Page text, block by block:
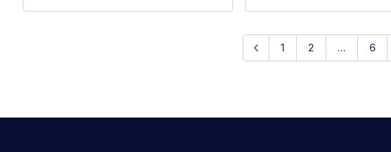
l'équipe du Laboratoire.
#EPIC_HUPE
1 2 ... 6